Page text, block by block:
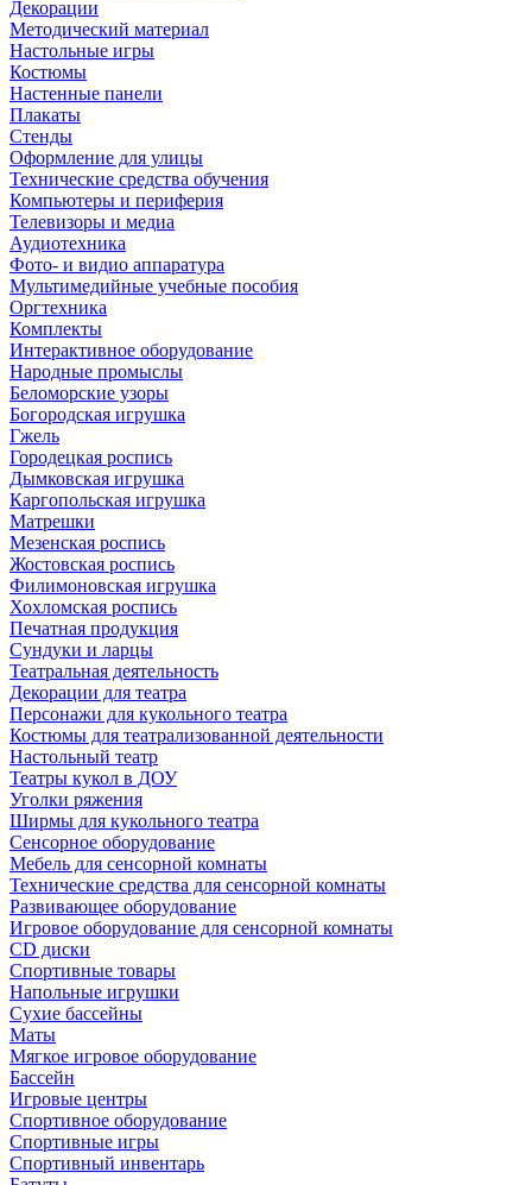
Декорации
Методический материал
Настольные игры
Костюмы
Настенные панели
Плакаты
Стенды
Оформление для улицы
Технические средства обучения
Компьютеры и периферия
Телевизоры и медиа
Аудиотехника
Фото- и видио аппаратура
Мультимедийные учебные пособия
Оргтехника
Комплекты
Интерактивное оборудование
Народные промыслы
Беломорские узоры
Богородская игрушка
Гжель
Городецкая роспись
Дымковская игрушка
Каргопольская игрушка
Матрешки
Мезенская роспись
Жостовская роспись
Филимоновская игрушка
Хохломская роспись
Печатная продукция
Сундуки и ларцы
Театральная деятельность
Декорации для театра
Персонажи для кукольного театра
Костюмы для театрализованной деятельности
Настольный театр
Театры кукол в ДОУ
Уголки ряжения
Ширмы для кукольного театра
Сенсорное оборудование
Мебель для сенсорной комнаты
Технические средства для сенсорной комнаты
Развивающее оборудование
Игровое оборудование для сенсорной комнаты
CD диски
Спортивные товары
Напольные игрушки
Сухие бассейны
Маты
Мягкое игровое оборудование
Бассейн
Игровые центры
Спортивное оборудование
Спортивные игры
Спортивный инвентарь